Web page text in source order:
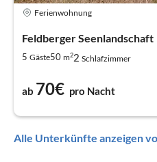
Ferienwohnung
Feldberger Seenlandschaft
5 Gäste50 m22 Schlafzimmer
ab 70€ pro Nacht
Alle Unterkünfte anzeigen